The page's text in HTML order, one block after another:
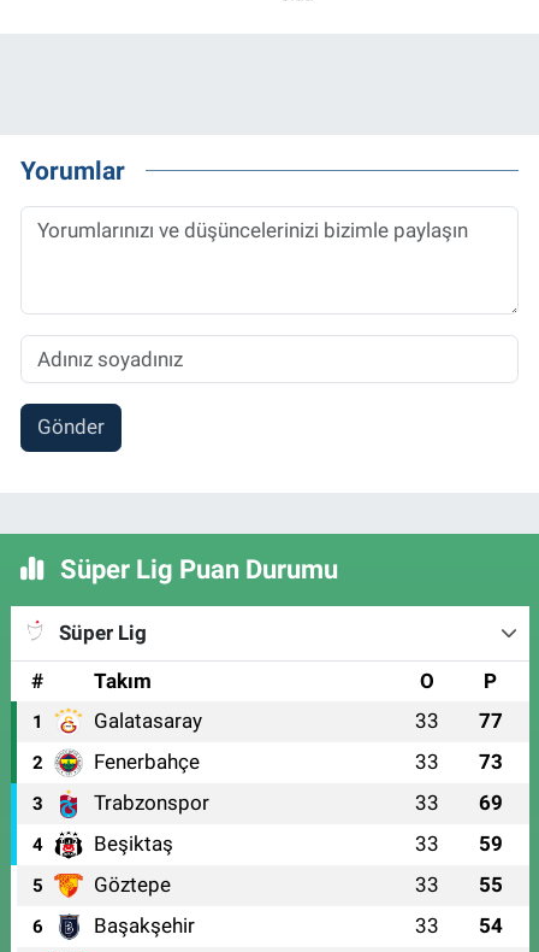
Yorumlar
Gönder
Süper Lig Puan Durumu
Süper Lig
#
Takım O P
1 Galatasaray 33 77
2 Fenerbahçe 33 73
3 Trabzonspor 33 69
4 Beşiktaş 33 59
5 Göztepe 33 55
6 Başakşehir 33 54